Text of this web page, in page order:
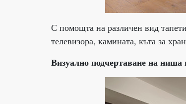
С помощта на различен вид
телевизора, камината, къта за
Визуално подчертаване на